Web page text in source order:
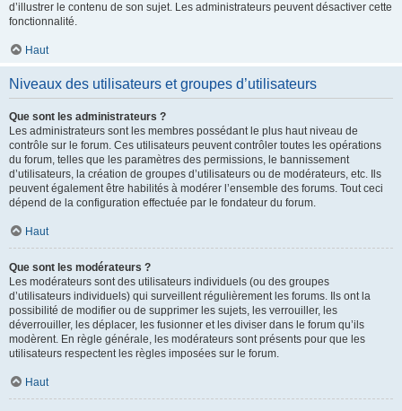
d’illustrer le contenu de son sujet. Les administrateurs peuvent désactiver cette
fonctionnalité.
Haut
Niveaux des utilisateurs et groupes d’utilisateurs
Que sont les administrateurs ?
Les administrateurs sont les membres possédant le plus haut niveau de
contrôle sur le forum. Ces utilisateurs peuvent contrôler toutes les opérations
du forum, telles que les paramètres des permissions, le bannissement
d’utilisateurs, la création de groupes d’utilisateurs ou de modérateurs, etc. Ils
peuvent également être habilités à modérer l’ensemble des forums. Tout ceci
dépend de la configuration effectuée par le fondateur du forum.
Haut
Que sont les modérateurs ?
Les modérateurs sont des utilisateurs individuels (ou des groupes
d’utilisateurs individuels) qui surveillent régulièrement les forums. Ils ont la
possibilité de modifier ou de supprimer les sujets, les verrouiller, les
déverrouiller, les déplacer, les fusionner et les diviser dans le forum qu’ils
modèrent. En règle générale, les modérateurs sont présents pour que les
utilisateurs respectent les règles imposées sur le forum.
Haut